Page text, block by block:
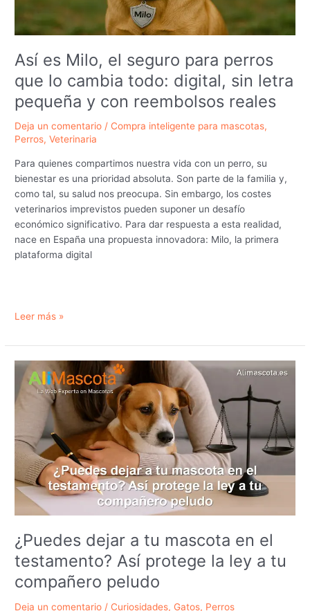
Así es Milo, el seguro para perros
que lo cambia todo: digital, sin letra
pequeña y con reembolsos reales
Deja un comentario / Compra inteligente para mascotas,
Perros,Veterinaria
Para quienes compartimos nuestra vida con un perro, su
bienestar es una prioridad absoluta. Son parte de la familia y,
como tal, su salud nos preocupa. Sin embargo, los costes
veterinarios imprevistos pueden suponer un desafío
económico significativo. Para dar respuesta a esta realidad,
nace en España una propuesta innovadora: Milo, la primera
plataforma digital
Así
Milo,
el
seguro
para
perros
lo
cambia
todo:
digital,
sin
letra
y
con
reales
Leer más »
¿Puedes dejar a tu mascota en el
testamento? Así protege la ley a tu
compañero peludo
Deja un comentario / Curiosidades, Gatos, Perros